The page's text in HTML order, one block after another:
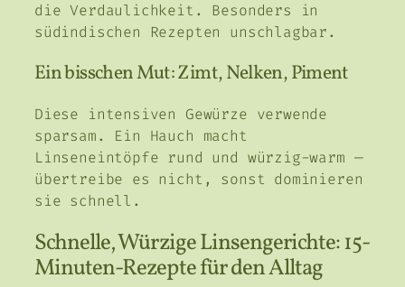
die Verdaulichkeit. Besonders in
südindischen Rezepten unschlagbar.
Ein bisschen Mut: Zimt, Nelken, Piment
Diese intensiven Gewürze verwende
sparsam. Ein Hauch macht
Linseneintöpfe rund und würzig-warm —
übertreibe es nicht, sonst dominieren
sie schnell.
Schnelle, Würzige Linsengerichte: 15-
Minuten-Rezepte für den Alltag